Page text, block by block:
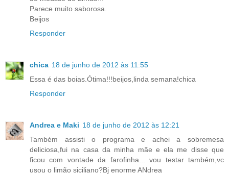
Parece muito saborosa.
Beijos
Responder
chica 18 de junho de 2012 às 11:55
Essa é das boias.Ótima!!!beijos,linda semana!chica
Responder
Andrea e Maki 18 de junho de 2012 às 12:21
Também assisti o programa e achei a sobremesa
deliciosa,fui na casa da minha mãe e ela me disse que
ficou com vontade da farofinha... vou testar também,vc
usou o limão siciliano?Bj enorme ANdrea